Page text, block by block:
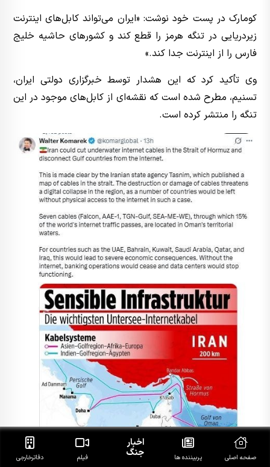
کومارک در پست خود نوشت: «ایران می‌تواند کابل‌های اینترنت
زیردریایی در تنگه هرمز را قطع کند و کشورهای حاشیه خلیج
فارس را از اینترنت جدا کند.»
وی تأکید کرد که این هشدار توسط خبرگزاری دولتی ایران،
تسنیم، مطرح شده است که نقشه‌ای از کابل‌های موجود در این
تنگه را منتشر کرده است.
صفحه اصلی پربیننده ها
اخبار
جنگ فیلم دفاتر‌خارجی